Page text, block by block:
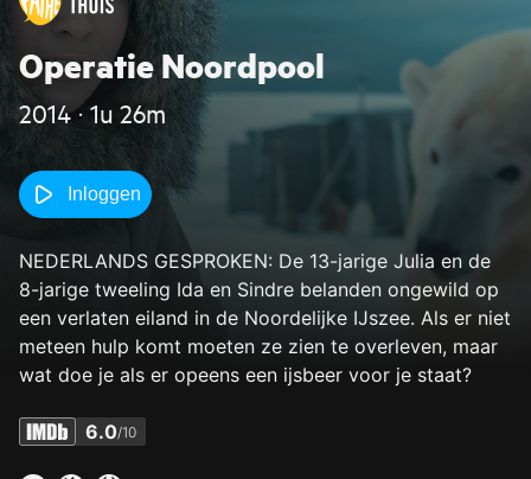
Operatie Noordpool
2014 ‧ 1u 26m
Inloggen
NEDERLANDS GESPROKEN: De 13-jarige Julia en de
8-jarige tweeling Ida en Sindre belanden ongewild op
een verlaten eiland in de Noordelijke IJszee. Als er niet
meteen hulp komt moeten ze zien te overleven, maar
wat doe je als er opeens een ijsbeer voor je staat?
6.0/10